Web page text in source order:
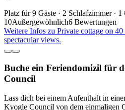
Platz für 9 Gäste · 2 Schlafzimmer ·
10Außergewöhnlich6 Bewertungen
Weitere Infos zu Private cottage on
spectacular views.
Buche ein Feriendomizil für
Council
Lass dich bei einem Aufenthalt in
Kyogle Council von dem einmaligen